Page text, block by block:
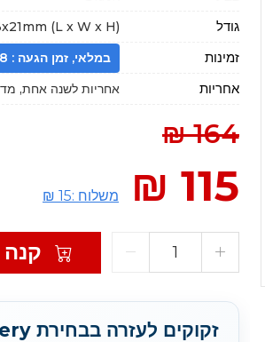
גודל (L x W x H)
זמינות במלאי, זמן הגעה : 13-18 ימי עסקים
אחריות אחריות לשנה אחת,
164 ₪
115 ₪ משלוח :15 ₪
זקוקים לעזרה בבחירת battery המתאימה?